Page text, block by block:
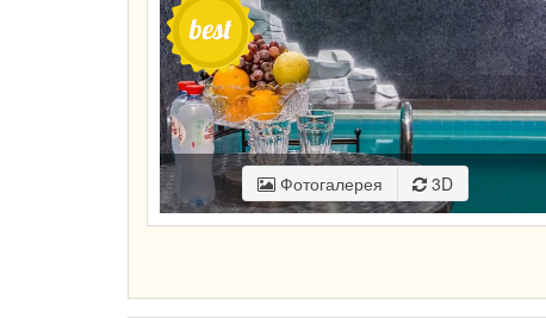
Фотогалерея 3D